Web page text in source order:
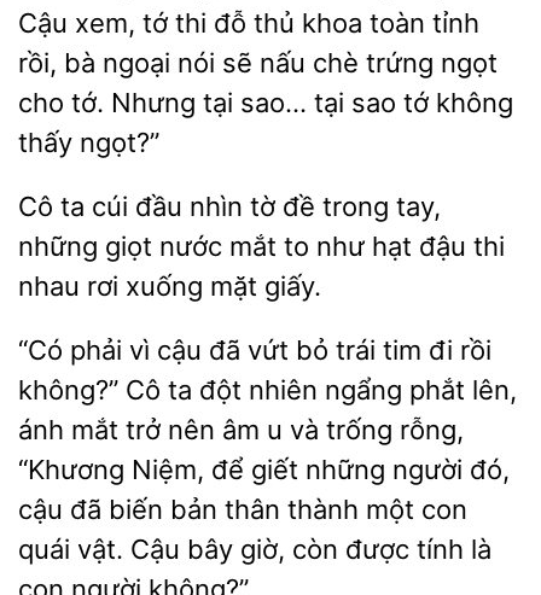
Cậu xem, tớ thi đỗ thủ khoa toàn tỉnh
rồi, bà ngoại nói sẽ nấu chè trứng ngọt
cho tớ. Nhưng tại sao… tại sao tớ
thấy ngọt?”
Cô ta
đầu nhìn tờ đề trong tay,
những
nước mắt to như hạt
thi
nhau rơi xuống mặt giấy.
“Có phải vì cậu đã vứt bỏ trái
đi rồi
không?” Cô ta đột nhiên ngẩng phắt lên,
ánh mắt trở nên âm u
trống rỗng,
“Khương Niệm, để giết những người đó,
đã biến bản thân thành một con
quái vật. Cậu bây giờ, còn được tính là